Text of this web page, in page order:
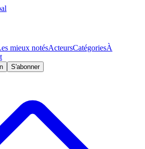
mieux notésActeursCatégoriesÀ
S'abonner